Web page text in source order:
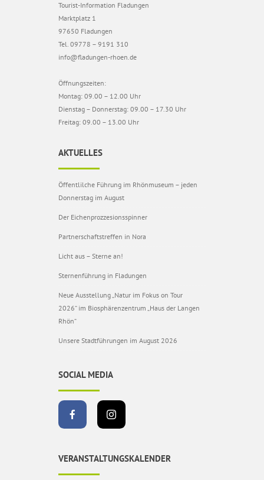
Tourist-Information Fladungen
Marktplatz 1
97650 Fladungen
Tel. 09778 – 9191 310
info@fladungen-rhoen.de
Öffnungszeiten:
Montag: 09.00 – 12.00 Uhr
Dienstag – Donnerstag: 09.00 – 17.30 Uhr
Freitag: 09.00 – 13.00 Uhr
AKTUELLES
Öffentlilche Führung im Rhönmuseum – jeden
Donnerstag im August
Der Eichenprozzesionsspinner
Partnerschaftstreffen in Nora
Licht aus – Sterne an!
Sternenführung in Fladungen
Neue Ausstellung „Natur im Fokus on Tour
2026“ im Biosphärenzentrum „Haus der Langen
Rhön“
Unsere Stadtführungen im August 2026
SOCIAL MEDIA
VERANSTALTUNGSKALENDER